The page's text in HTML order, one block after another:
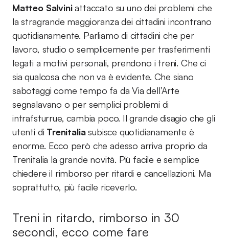
Matteo Salviniattaccato su uno dei problemi che
la stragrande maggioranza dei cittadini incontrano
quotidianamente. Parliamo di cittadini che per
lavoro, studio o semplicemente per trasferimenti
legati a motivi personali, prendono i treni. Che ci
sia qualcosa che non va è evidente. Che siano
sabotaggi come tempo fa da Via dell’Arte
segnalavano o per semplici problemi di
intrafsturrue, cambia poco. Il grande disagio che gli
utenti di Trenitaliasubisce quotidianamente è
enorme. Ecco però che adesso arriva proprio da
Trenitalia la grande novità. Più facile e semplice
chiedere il rimborso per ritardi e cancellazioni. Ma
soprattutto, più facile riceverlo.
Treni in ritardo, rimborso in 30
secondi, ecco come fare